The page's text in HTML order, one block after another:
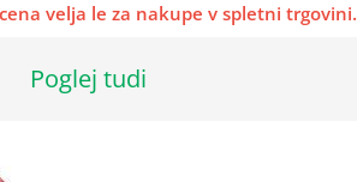
velja le za nakupe v spletni trgovini.
Poglej tudi